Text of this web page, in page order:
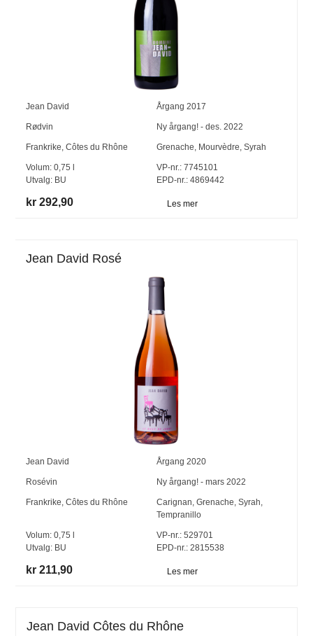
Jean David Årgang 2017
Rødvin Ny årgang! - des. 2022
Frankrike,Côtes du Rhône Grenache, Mourvèdre, Syrah
Volum:0,75
Utvalg: BU
VP-nr.:7745101
EPD-nr.: 4869442
kr 292,90 Les mer
Jean David Rosé
Jean David Årgang 2020
Rosévin Ny årgang! - mars 2022
Frankrike,Côtes du Rhône Carignan, Grenache, Syrah,
Tempranillo
Volum:0,75 l
Utvalg: BU
VP-nr.:529701
EPD-nr.: 2815538
kr 211,90 Les mer
Jean David Côtes du Rhône